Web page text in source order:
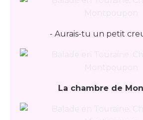
- Aurais-tu un petit
La chambre de